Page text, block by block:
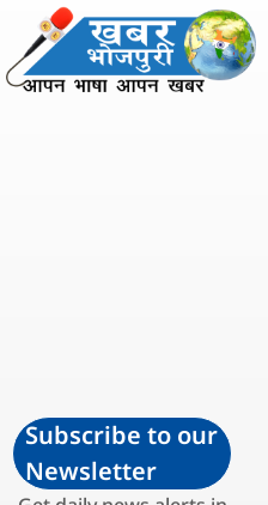
Subscribe to our
Newsletter